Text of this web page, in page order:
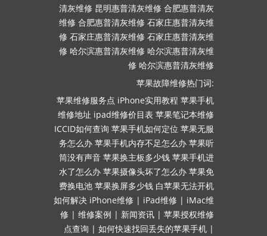
清灰维修 昆明惠普清灰维修 合肥惠普清灰
维修 合肥惠普清灰维修 石家庄惠普清灰维
修 石家庄惠普清灰维修 石家庄惠普清灰维
修 哈尔滨惠普清灰维修 哈尔滨惠普清灰维
修 哈尔滨惠普清灰维修
苹果故障维修热门词:
苹果维修服务点 iPhone实用教程 苹果手机
维修地址 ipad维修价目表 苹果笔记本维修
ICCID如何查询 苹果手机如何定位 苹果无服
务怎么办 苹果手机内存不足怎么办 苹果听
筒没有声音 苹果换主板多少钱 苹果手机进
水了怎么办 苹果摄像头坏了怎么办 苹果免
费换电池 苹果换屏多少钱 白苹果无法开机
如何解决 iPhone维修 | iPad维修 | iMac维
修 | 维修案例 | 新闻资讯 | 苹果授权维修
点查询 | 如何快速找回丢失的苹果手机 |